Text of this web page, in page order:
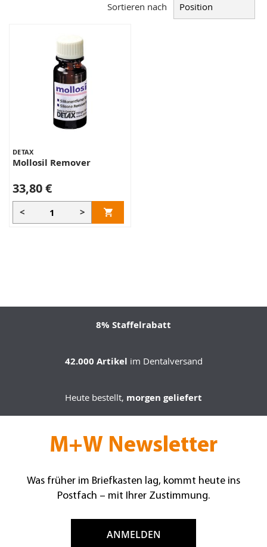
Sortieren nach
DETAX
Mollosil Remover
33,80 €
< >
8% Staffelrabatt
42.000 Artikel im Dentalversand
Heute bestellt, morgen geliefert
M+W Newsletter
Was früher im Briefkasten lag, kommt heute ins
Postfach – mit Ihrer Zustimmung.
ANMELDEN